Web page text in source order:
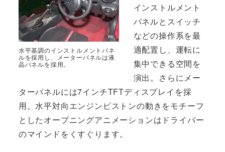
水平基調のインストルメントパネ
ルを採用し、メーターパネルは液
晶パネルを採用。
インストルメント
パネルとスイッチ
などの操作系を最
適配置し、運転に
集中できる空間を
演出。さらにメー
ターパネルには7インチTFTディスプレイを採
用。水平対向エンジンピストンの動きをモチーフ
としたオープニングアニメーションはドライバー
のマインドをくすぐります。